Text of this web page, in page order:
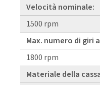
Velocità nominale:
1500 rpm
Max. numero di giri
1800 rpm
Materiale della